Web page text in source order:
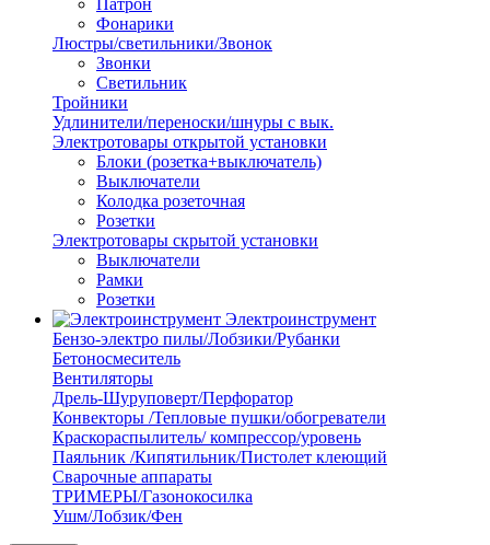
Патрон
Фонарики
Люстры/светильники/Звонок
Звонки
Светильник
Тройники
Удлинители/переноски/шнуры с вык.
Электротовары открытой установки
Блоки (розетка+выключатель)
Выключатели
Колодка розеточная
Розетки
Электротовары скрытой установки
Выключатели
Рамки
Розетки
Электроинструмент
Бензо-электро пилы/Лобзики/Рубанки
Бетоносмеситель
Вентиляторы
Дрель-Шуруповерт/Перфоратор
Конвекторы /Тепловые пушки/обогреватели
Краскораспылитель/ компрессор/уровень
Паяльник /Кипятильник/Пистолет клеющий
Сварочные аппараты
ТРИМЕРЫ/Газонокосилка
Ушм/Лобзик/Фен